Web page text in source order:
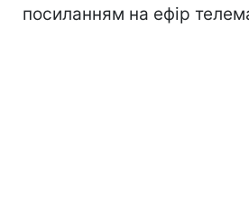
посиланням на ефір